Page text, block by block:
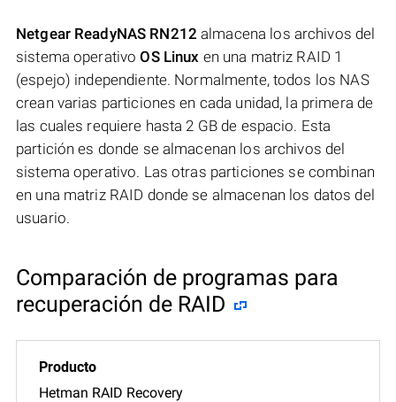
Netgear ReadyNAS RN212 almacena los archivos del
sistema operativoOS Linux en una matriz RAID 1
(espejo) independiente. Normalmente, todos los NAS
crean varias particiones en cada unidad, la primera de
las cuales requiere hasta 2 GB de espacio. Esta
partición es donde se almacenan los archivos del
sistema operativo. Las otras particiones se combinan
en una matriz RAID donde se almacenan los datos del
usuario.
Comparación de programas para
recuperación de RAID
Hetman RAID Recovery